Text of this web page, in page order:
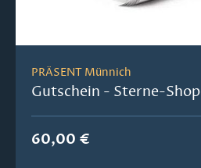
PRÄSENT Münnich
Gutschein - Sterne-Shop
60,00 €